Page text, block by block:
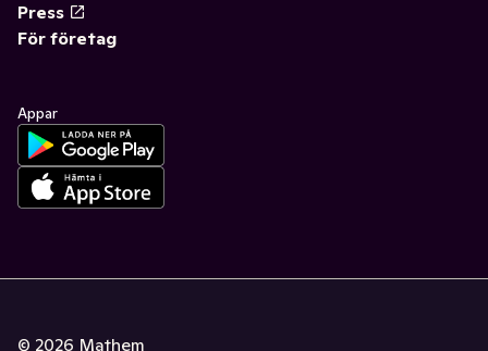
Press
För företag
Appar
© 2026 Mathem